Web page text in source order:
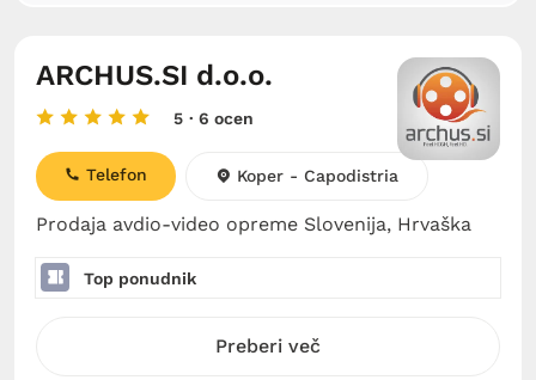
ARCHUS.SI d.o.o.
5 · 6 ocen
Prodaja avdio-video opreme Slovenija, Hrvaška
Telefon Koper - Capodistria
Top ponudnik
Preberi več